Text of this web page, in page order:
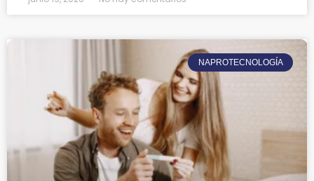
NAPROTECNOLOGÍA